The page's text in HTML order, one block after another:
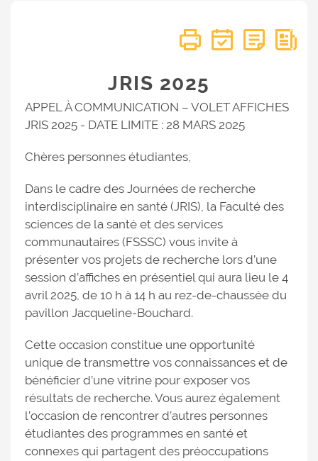
JRIS 2025
APPEL À COMMUNICATION – VOLET AFFICHES
JRIS 2025 - DATE LIMITE : 28 MARS 2025
Chères personnes étudiantes,
Dans le cadre des Journées de recherche
interdisciplinaire en santé (JRIS), la Faculté des
sciences de la santé et des services
communautaires (FSSSC) vous invite à
présenter vos projets de recherche lors d’une
session d’affiches en présentiel qui aura lieu le 4
avril 2025, de 10 h à 14 h au rez-de-chaussée du
pavillon Jacqueline-Bouchard.
Cette occasion constitue une opportunité
unique de transmettre vos connaissances et de
bénéficier d’une vitrine pour exposer vos
résultats de recherche. Vous aurez également
l’occasion de rencontrer d’autres personnes
étudiantes des programmes en santé et
connexes qui partagent des préoccupations